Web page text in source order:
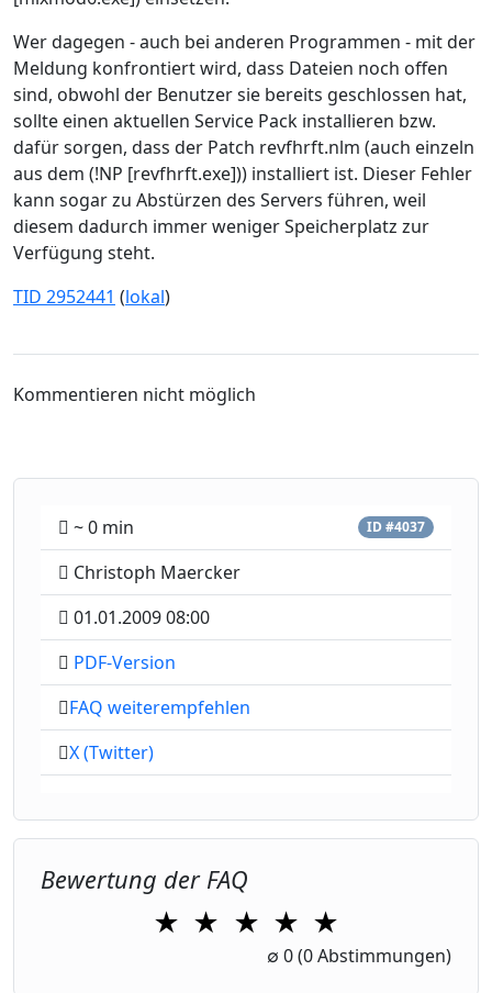
Wer dagegen - auch bei anderen Programmen - mit der
Meldung konfrontiert wird, dass Dateien noch offen
sind, obwohl der Benutzer sie bereits geschlossen hat,
sollte einen aktuellen Service Pack installieren bzw.
dafür sorgen, dass der Patch revfhrft.nlm (auch einzeln
aus dem (!NP [revfhrft.exe])) installiert ist. Dieser Fehler
kann sogar zu Abstürzen des Servers führen, weil
diesem dadurch immer weniger Speicherplatz zur
Verfügung steht.
TID 2952441 (lokal)
Kommentieren nicht möglich
~ 0 min ID #4037
Christoph Maercker
01.01.2009 08:00
PDF-Version
FAQ weiterempfehlen
X (Twitter)
Bewertung der FAQ
★ ★
2 Stars
★
3 Stars
★
4 Stars
★
5 Stars
∅ 0(0 Abstimmungen)